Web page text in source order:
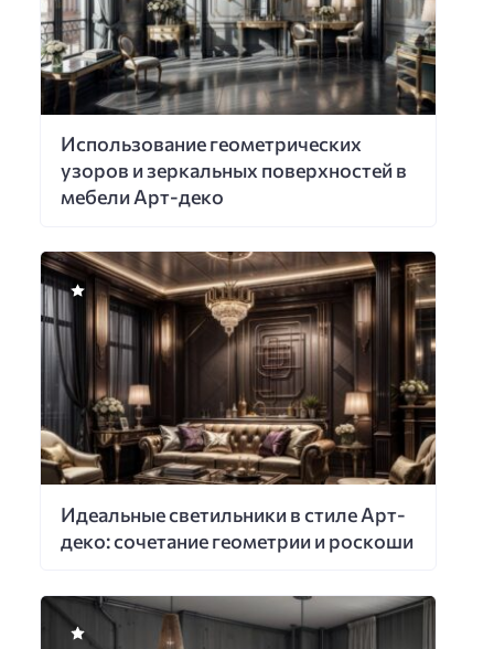
Использование геометрических
узоров и зеркальных поверхностей в
мебели Арт-деко
Идеальные светильники в стиле Арт-
деко: сочетание геометрии и роскоши